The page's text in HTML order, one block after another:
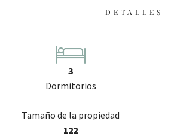
DETALLES
3
Dormitorios
Tamaño de la propiedad
122